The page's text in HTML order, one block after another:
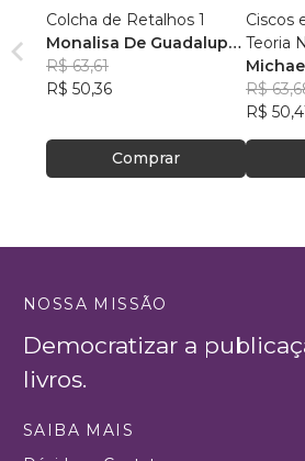
Colcha de Retalhos 1
Monalisa De Guadalupe
Scussel
R$ 63,61
R$ 50,36
Comprar
Ciscos
Teoria
R$
R$
NOSSA MISSÃO
Democratizar a
livros.
SAIBA MAIS